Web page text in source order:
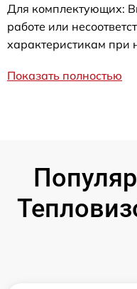
Для комплектующих:
работе или
характеристикам при
Показать полностью